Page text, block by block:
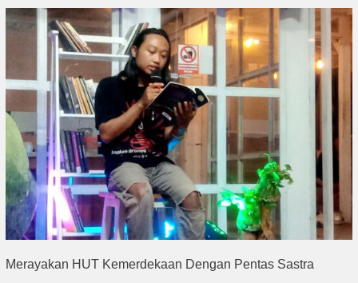
Merayakan HUT Kemerdekaan Dengan Pentas Sastra